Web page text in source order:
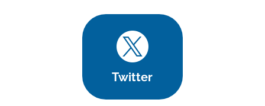

Twitter